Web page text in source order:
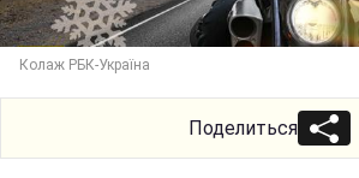
Колаж РБК-Україна
Поделиться